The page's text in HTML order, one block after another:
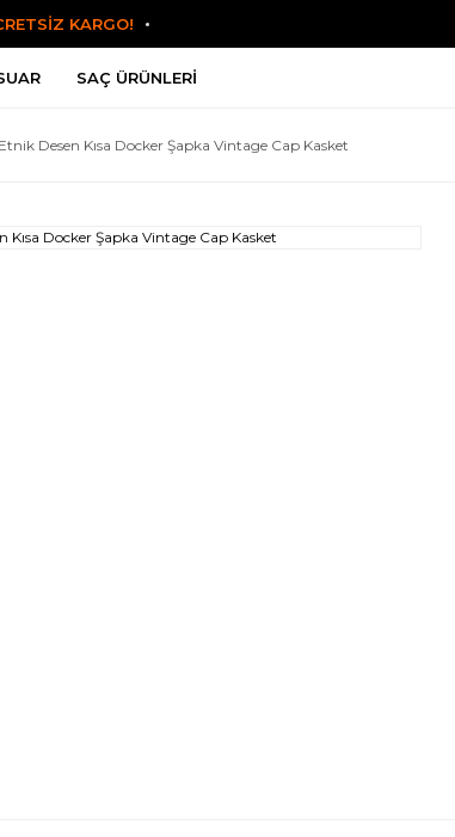
KARGO!
SAÇ ÜRÜNLERI
Etnik Desen Kısa Docker Şapka Vintage Cap Kasket